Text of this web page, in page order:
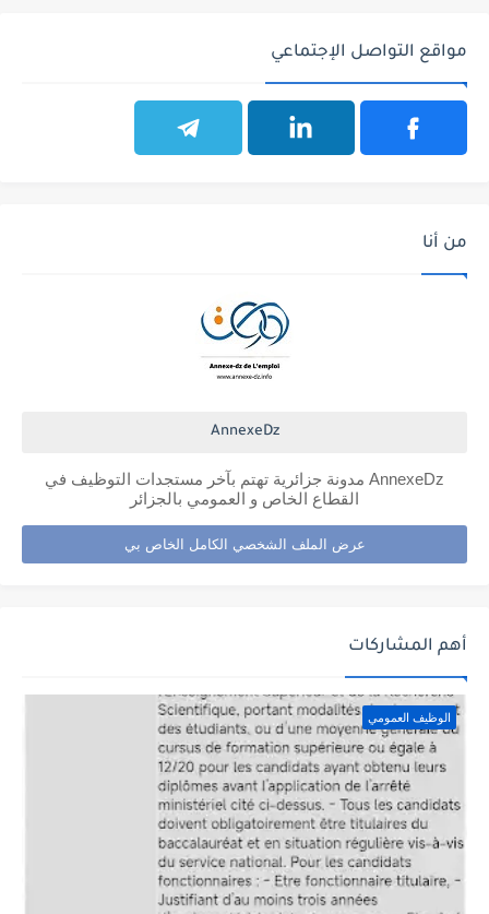
مواقع التواصل الإجتماعي
من أنا
AnnexeDz
AnnexeDz مدونة جزائرية تهتم بآخر مستجدات التوظيف في
القطاع الخاص و العمومي بالجزائر
عرض الملف الشخصي الكامل الخاص بي
أهم المشاركات
الوظيف العمومي